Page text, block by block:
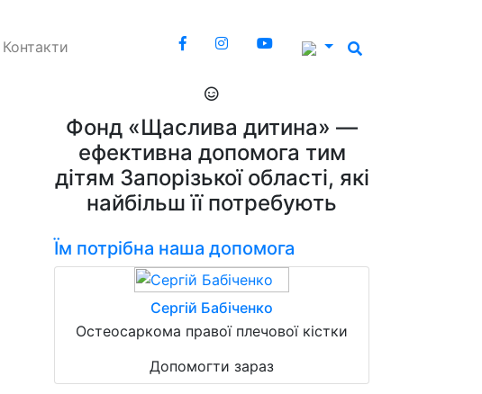
Контакти
Фонд «Щаслива дитина» —
ефективна допомога тим
дітям Запорізької області, які
найбільш її потребують
Їм потрібна наша допомога
Сергій Бабіченко
Остеосаркома правої плечової кістки
Допомогти зараз